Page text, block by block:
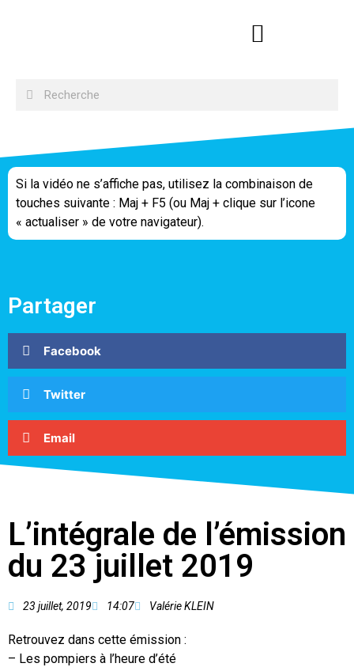
Si la vidéo ne s’affiche pas, utilisez la combinaison de
touches suivante : Maj + F5 (ou Maj + clique sur l’icone
« actualiser » de votre navigateur).
Partager
Facebook
Twitter
Email
L’intégrale de l’émission
du 23 juillet 2019
23 juillet, 2019 14:07 Valérie KLEIN
Retrouvez dans cette émission :
– Les pompiers à l’heure d’été